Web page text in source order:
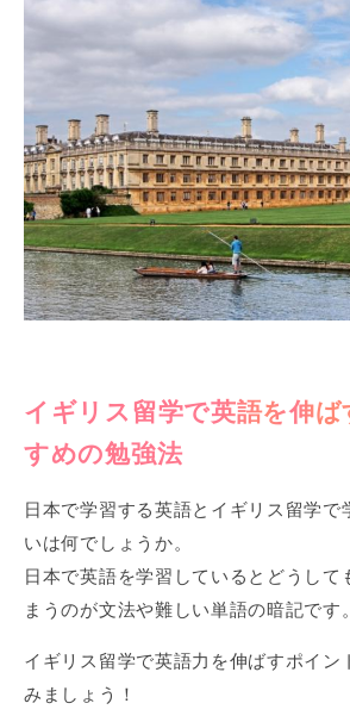
イギリス留学で英語を伸
すめの勉強法
日本で学習する英語とイギリス留学で
いは何でしょうか。
日本で英語を学習しているとどうして
まうのが文法や難しい単語の暗記です。
イギリス留学で英語力を伸ばすポイン
みましょう！